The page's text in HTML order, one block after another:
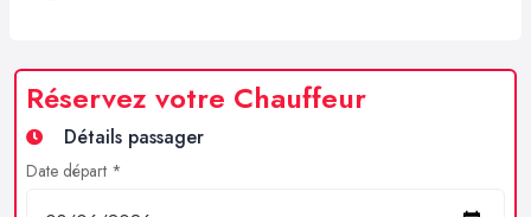
Réservez votre Chauffeur
Détails passager
Date départ *